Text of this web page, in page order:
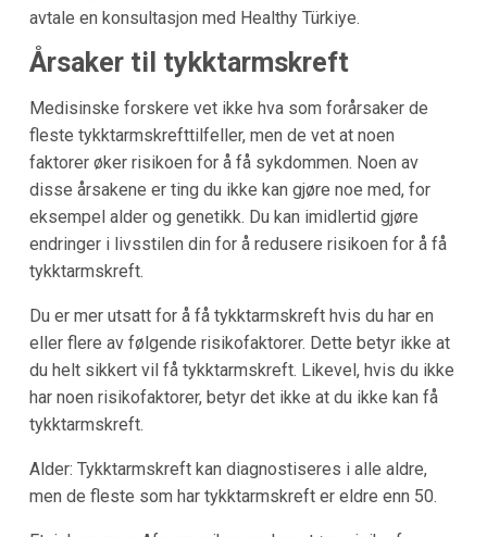
avtale en konsultasjon med Healthy Türkiye.
Årsaker til tykktarmskreft
Medisinske forskere vet ikke hva som forårsaker de
fleste tykktarmskrefttilfeller, men de vet at noen
faktorer øker risikoen for å få sykdommen. Noen av
disse årsakene er ting du ikke kan gjøre noe med, for
eksempel alder og genetikk. Du kan imidlertid gjøre
endringer i livsstilen din for å redusere risikoen for å få
tykktarmskreft.
Du er mer utsatt for å få tykktarmskreft hvis du har en
eller flere av følgende risikofaktorer. Dette betyr ikke at
du helt sikkert vil få tykktarmskreft. Likevel, hvis du ikke
har noen risikofaktorer, betyr det ikke at du ikke kan få
tykktarmskreft.
Alder: Tykktarmskreft kan diagnostiseres i alle aldre,
men de fleste som har tykktarmskreft er eldre enn 50.